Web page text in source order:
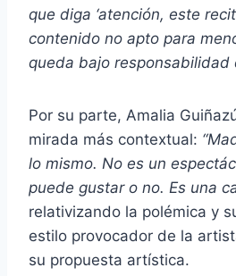
que diga ‘atención, este
contenido no apto para
queda bajo responsabilidad
Por su parte, Amalia
mirada más contextual:
lo mismo. No es un
puede gustar o no. Es una
relativizando la polémica y
estilo provocador de la
su propuesta artística.